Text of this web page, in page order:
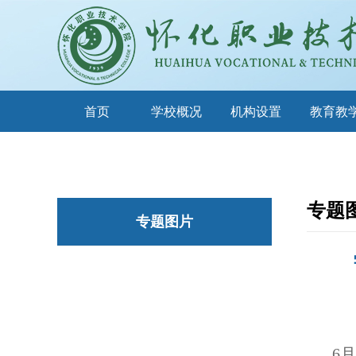
首页 学校概况 机构设置 教育教
专题图片
专题